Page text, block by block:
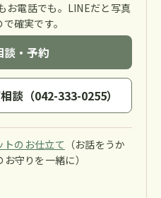
お電話でも。LINEだと写真
確実です。
談・予約
談（042-333-0255）
トのお仕立て （お話をうか
守りを一緒に）